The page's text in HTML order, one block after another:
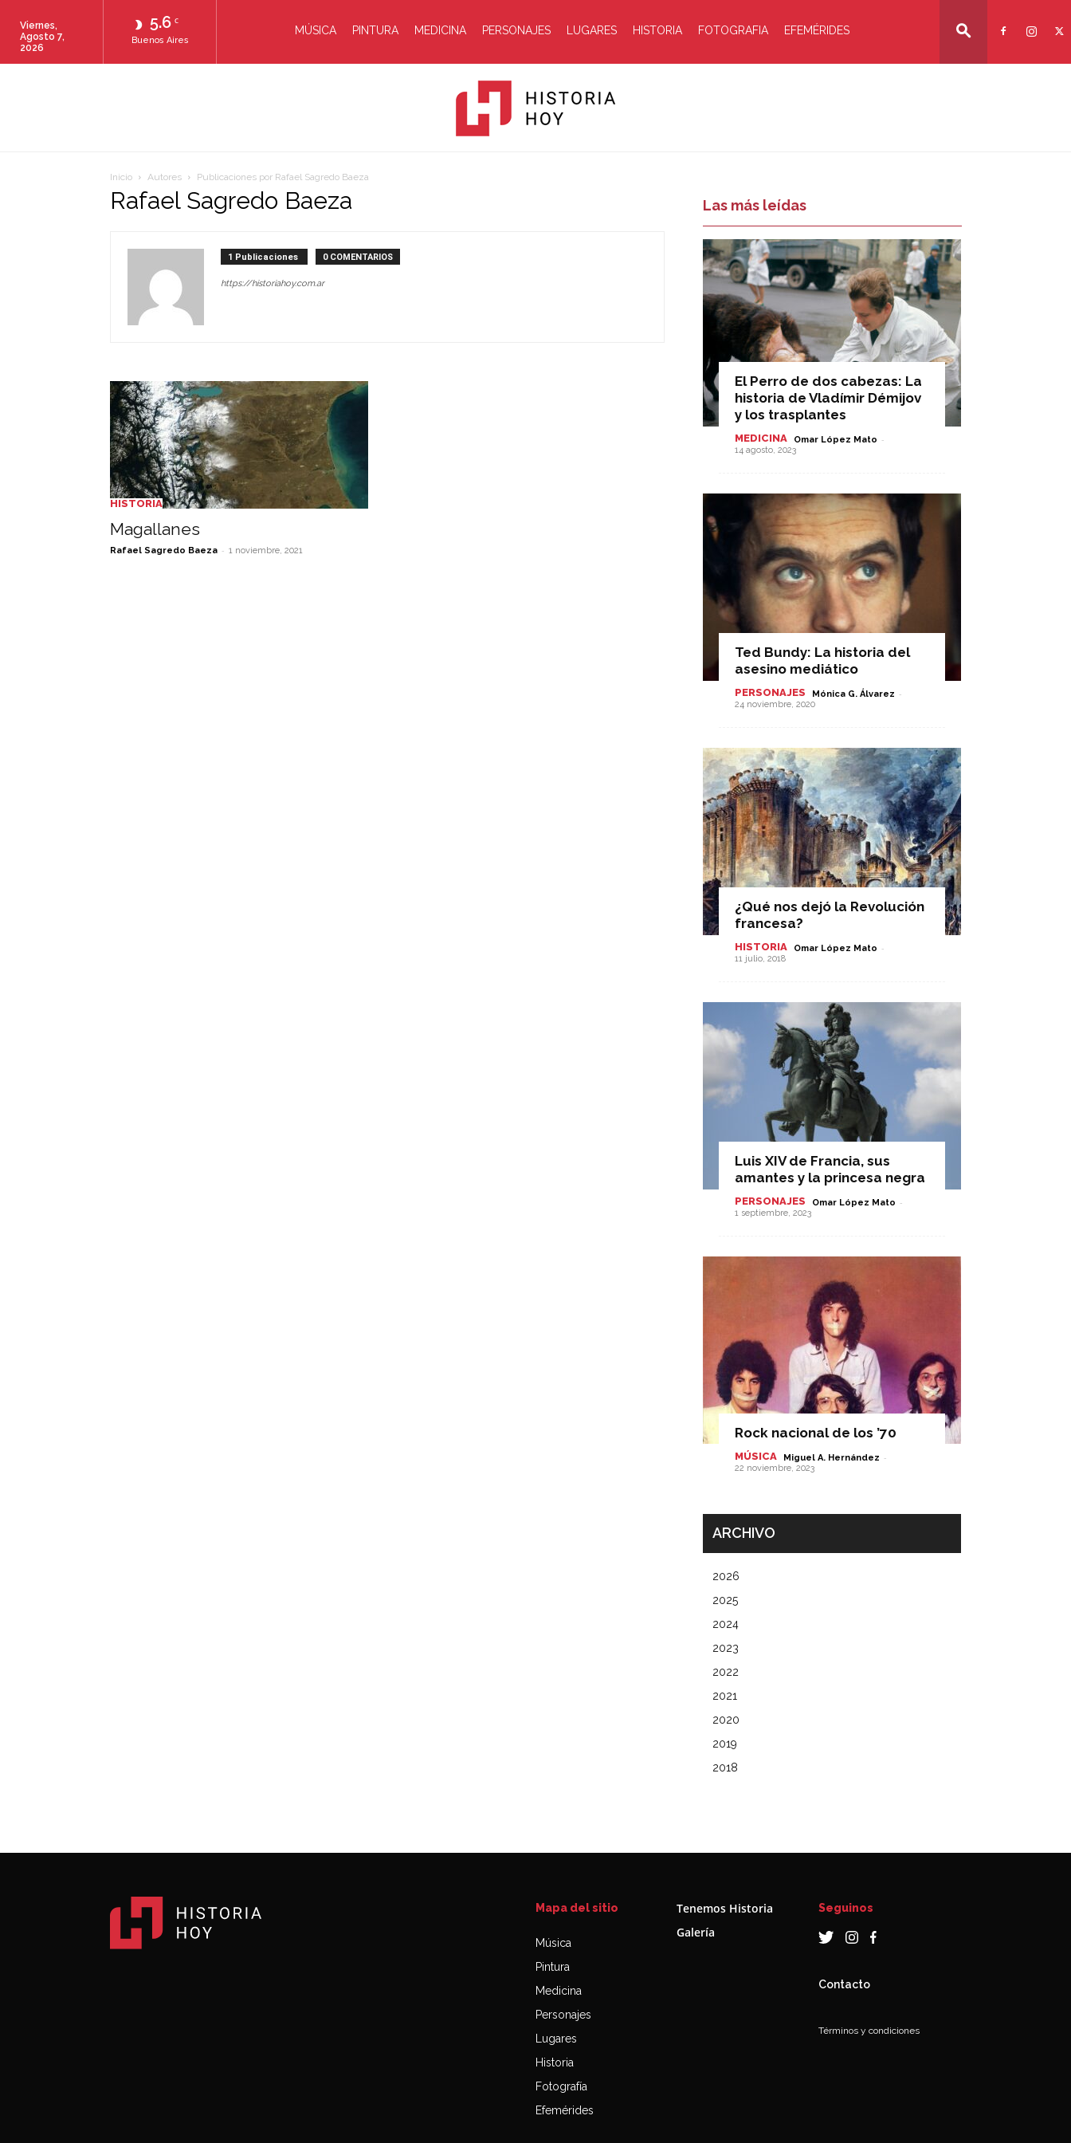
5.6 C
Buenos Aires
Viernes,
Agosto 7,
2026
MÚSICA PINTURA MEDICINA PERSONAJES LUGARES HISTORIA FOTOGRAFIA EFEMÉRIDES
Inicio Autores Publicaciones por Rafael Sagredo Baeza
Rafael Sagredo Baeza
1 Publicaciones 0 COMENTARIOS
https://historiahoy.com.ar
HISTORIA
Magallanes
Rafael Sagredo Baeza - 1 noviembre, 2021
Las más leídas
El Perro de dos cabezas: La
historia de Vladímir Démijov
y los trasplantes
MEDICINA Omar López Mato -
14 agosto, 2023
Ted Bundy: La historia del
asesino mediático
PERSONAJES Mónica G. Álvarez -
24 noviembre, 2020
¿Qué nos dejó la Revolución
francesa?
HISTORIA Omar López Mato -
11 julio, 2018
Luis XIV de Francia, sus
amantes y la princesa negra
PERSONAJES Omar López Mato -
1 septiembre, 2023
Rock nacional de los ’70
MÚSICA Miguel A. Hernández -
22 noviembre, 2023
ARCHIVO
2026
2025
2024
2023
2022
2021
2020
2019
2018
Mapa del sitio
Música
Pintura
Medicina
Personajes
Lugares
Historia
Fotografía
Efemérides
Tenemos Historia
Galería
Seguinos
Contacto
Términos y condiciones